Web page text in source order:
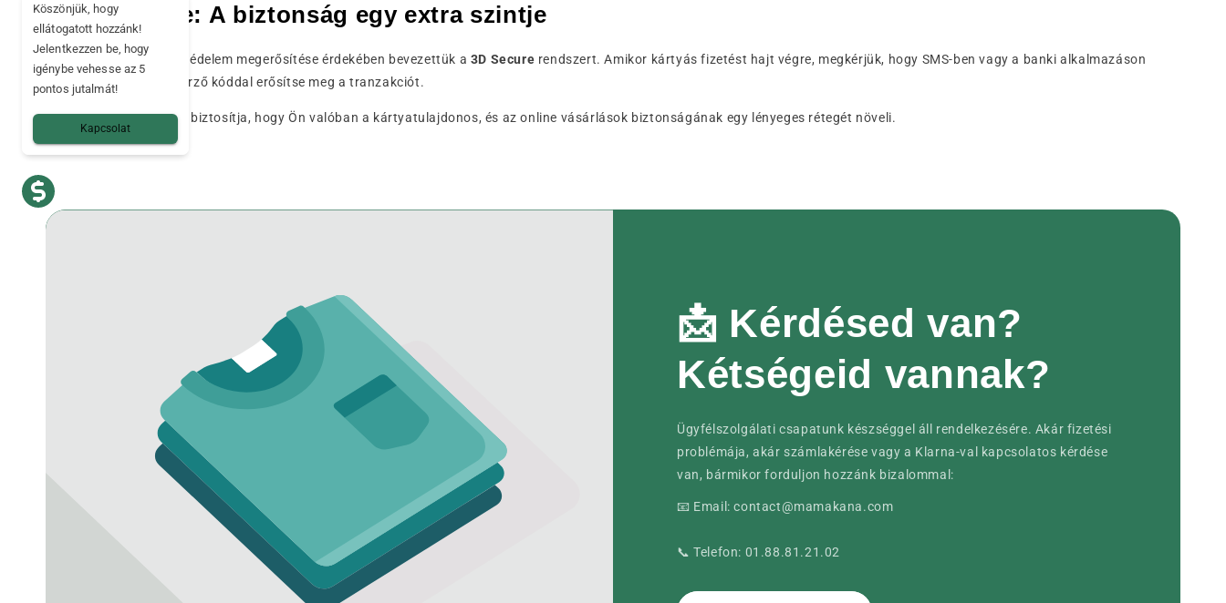
🛡️ 3D Secure: A biztonság egy extra szintje
Az online csalás elleni védelem megerősítése érdekében bevezettük a 3D Secure rendszert. Amikor kártyás fizetést hajt végre, megkérjük, hogy SMS-ben vagy a banki alkalmazáson
keresztül küldött ellenőrző kóddal erősítse meg a tranzakciót.
Ez a további hitelesítés biztosítja, hogy Ön valóban a kártyatulajdonos, és az online vásárlások biztonságának egy lényeges rétegét növeli.
📩 Kérdésed van?
Kétségeid vannak?
Ügyfélszolgálati csapatunk készséggel áll rendelkezésére. Akár fizetési
problémája, akár számlakérése vagy a Klarna-val kapcsolatos kérdése
van, bármikor forduljon hozzánk bizalommal:
📧 Email: contact@mamakana.com
📞 Telefon: 01.88.81.21.02
Köszönjük, hogy
ellátogatott hozzánk!
Jelentkezzen be, hogy
igénybe vehesse az 5
pontos jutalmát!
Kapcsolat